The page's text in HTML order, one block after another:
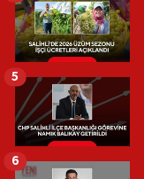
5
6